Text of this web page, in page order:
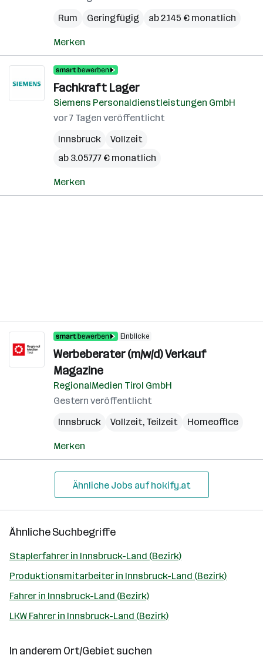
Rum
Geringfügig ab 2.145 € monatlich
Merken
Fachkraft Lager
Siemens Personaldienstleistungen GmbH
vor 7 Tagen veröffentlicht
Innsbruck
Vollzeit
ab 3.057,77 € monatlich
Merken
Einblicke
Werbeberater (m/w/d) Verkauf
Magazine
RegionalMedien Tirol GmbH
Gestern veröffentlicht
Innsbruck
Vollzeit, Teilzeit Homeoffice
Merken
Ähnliche Jobs auf hokify.at
Ähnliche Suchbegriffe
Staplerfahrer in Innsbruck-Land (Bezirk)
Produktionsmitarbeiter in Innsbruck-Land (Bezirk)
Fahrer in Innsbruck-Land (Bezirk)
LKW Fahrer in Innsbruck-Land (Bezirk)
In anderem Ort/Gebiet suchen